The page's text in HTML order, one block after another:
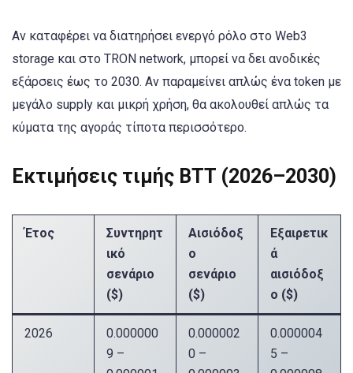
Αν καταφέρει να διατηρήσει ενεργό ρόλο στο Web3
storage και στο TRON network, μπορεί να δει ανοδικές
εξάρσεις έως το 2030. Αν παραμείνει απλώς ένα token με
μεγάλο supply και μικρή χρήση, θα ακολουθεί απλώς τα
κύματα της αγοράς τίποτα περισσότερο.
Εκτιμήσεις τιμής BTT (2026–2030)
Έτος
Συντηρητ
ικό
σενάριο
($)
Αισιόδοξ
ο
σενάριο
($)
Εξαιρετικ
ά
αισιόδοξ
ο ($)
2026
0.000000
9 –
0.000002
0 –
0.000004
5 –